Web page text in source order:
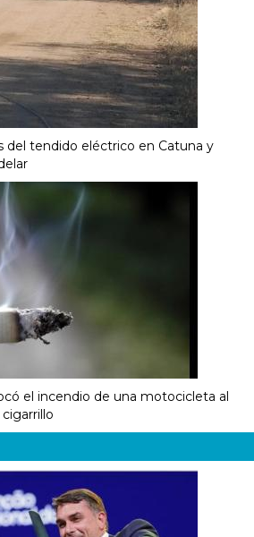
del tendido eléctrico en Catuna y
el incendio de una motocicleta al